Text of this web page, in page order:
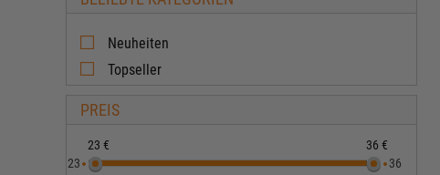
Neuheiten
Topseller
PREIS
23 36
23 € 36 €